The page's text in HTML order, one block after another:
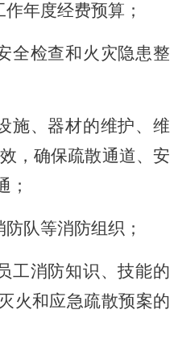
年度经费预算；
全检查和火灾隐患整
施、器材的维护、维
，确保疏散通道、安
；
队等消防组织；
工消防知识、技能的
火和应急疏散预案的